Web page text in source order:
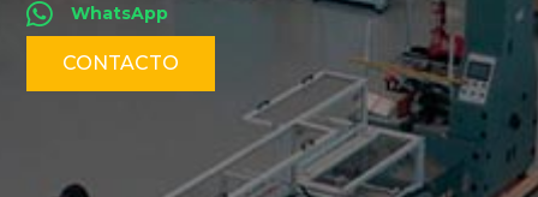
WhatsApp
CONTACTO